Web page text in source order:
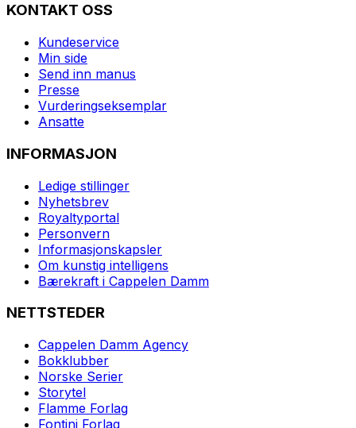
KONTAKT OSS
Kundeservice
Min side
Send inn manus
Presse
Vurderingseksemplar
Ansatte
INFORMASJON
Ledige stillinger
Nyhetsbrev
Royaltyportal
Personvern
Informasjonskapsler
Om kunstig intelligens
Bærekraft i Cappelen Damm
NETTSTEDER
Cappelen Damm Agency
Bokklubber
Norske Serier
Storytel
Flamme Forlag
Fontini Forlag